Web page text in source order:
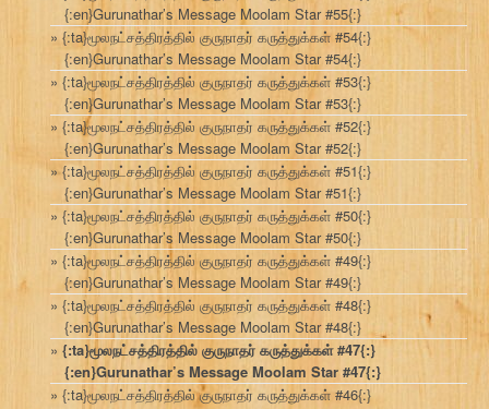
{:en}Gurunathar’s Message Moolam Star #55{:}
{:ta}மூலநட்சத்திரத்தில் குருநாதர் கருத்துக்கள் #54{:}
{:en}Gurunathar’s Message Moolam Star #54{:}
{:ta}மூலநட்சத்திரத்தில் குருநாதர் கருத்துக்கள் #53{:}
{:en}Gurunathar’s Message Moolam Star #53{:}
{:ta}மூலநட்சத்திரத்தில் குருநாதர் கருத்துக்கள் #52{:}
{:en}Gurunathar’s Message Moolam Star #52{:}
{:ta}மூலநட்சத்திரத்தில் குருநாதர் கருத்துக்கள் #51{:}
{:en}Gurunathar’s Message Moolam Star #51{:}
{:ta}மூலநட்சத்திரத்தில் குருநாதர் கருத்துக்கள் #50{:}
{:en}Gurunathar’s Message Moolam Star #50{:}
{:ta}மூலநட்சத்திரத்தில் குருநாதர் கருத்துக்கள் #49{:}
{:en}Gurunathar’s Message Moolam Star #49{:}
{:ta}மூலநட்சத்திரத்தில் குருநாதர் கருத்துக்கள் #48{:}
{:en}Gurunathar’s Message Moolam Star #48{:}
{:ta}மூலநட்சத்திரத்தில் குருநாதர் கருத்துக்கள் #47{:}
{:en}Gurunathar’s Message Moolam Star #47{:}
{:ta}மூலநட்சத்திரத்தில் குருநாதர் கருத்துக்கள் #46{:}